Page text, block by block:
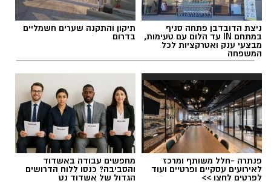
להאזנה לתוכן:
מערכת האתר / 09:04 23.07.26
תגים:טד
ניצת הדובדבן פתחה סניף
במתחם IN עד הלום עם טעימות,
מבצעי ענק ואטרקציות לכל
המשפחה
תיקון והתקנה שערים חשמליים
בדרום
פנתרה -חלל משותף ומרכז
לאירועים עסקיים ופרטיים ועוד
לפרטים לחצו >>
מחפשים עבודה באשדוד
והסביבה? כנסו ללוח הדרושים
הגדול של אשדוד נט